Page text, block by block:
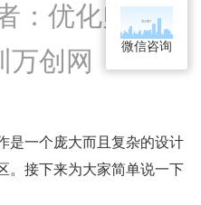
：优化师 来
万创网
是一个庞大而且复杂的设计
。接下来为大家简单说一下
微信咨询